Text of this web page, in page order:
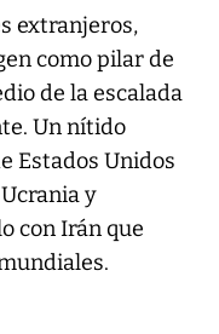
extranjeros,
como ‌pilar de
de la escalada
Un nítido
Estados Unidos
y
con Irán que